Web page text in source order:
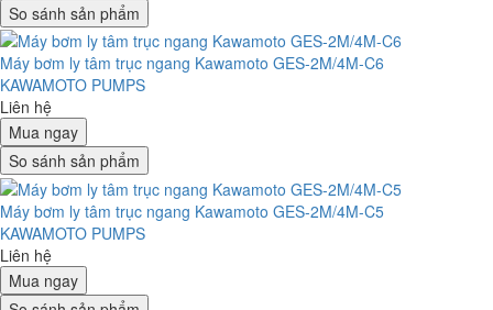
So sánh sản phẩm
Máy bơm ly tâm trục ngang Kawamoto GES-2M/4M-C6
KAWAMOTO PUMPS
Liên hệ
Mua ngay
So sánh sản phẩm
Máy bơm ly tâm trục ngang Kawamoto GES-2M/4M-C5
KAWAMOTO PUMPS
Liên hệ
Mua ngay